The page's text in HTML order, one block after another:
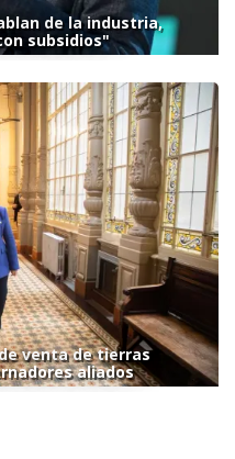
de la industria,
subsidios"
venta de tierras
aliados